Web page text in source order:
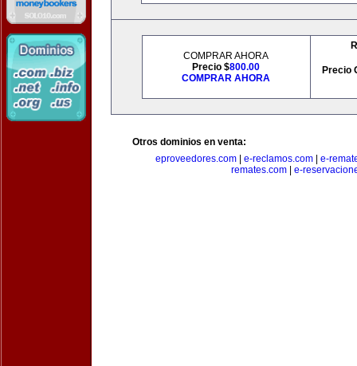
COMPRAR AHORA
Precio $800.00
COMPRAR AHORA
Precio
Otros dominios en venta:
eproveedores.com
e-reclamos.com
e-
remates.com| e-